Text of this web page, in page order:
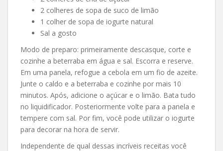
2 colheres de sopa de suco de limão
1 colher de sopa de iogurte natural
Sal a gosto
Modo de preparo: primeiramente descasque, corte e
cozinhe a beterraba em água e sal. Escorra e reserve.
Em uma panela, refogue a cebola em um fio de azeite.
Junte o caldo e a beterraba e cozinhe por mais 10
minutos. Após, adicione o açúcar e o limão. Bata tudo
no liquidificador. Posteriormente volte para a panela e
tempere com sal. Por fim, você pode utilizar o iogurte
para decorar na hora de servir.
Independente de qual dessas incríveis receitas você